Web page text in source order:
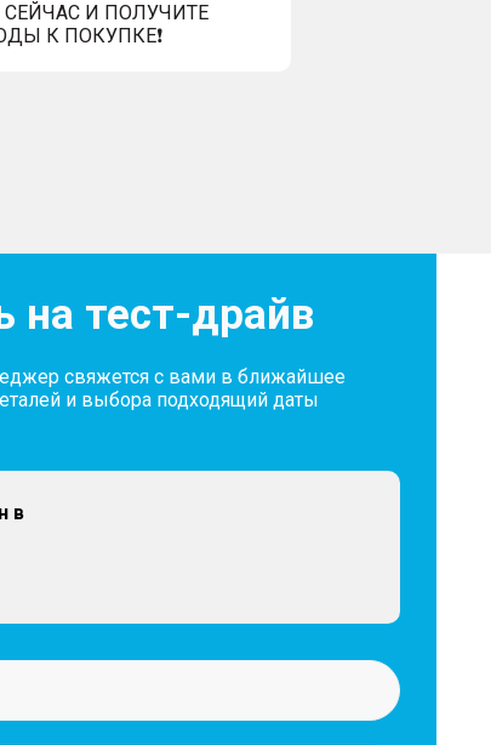
СЕЙЧАС И ПОЛУЧИТЕ
К ПОКУПКЕ❗
на тест-драйв
свяжется с вами в ближайшее
и выбора подходящий даты
в